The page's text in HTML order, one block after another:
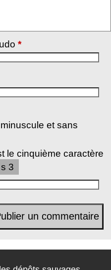
*
et sans
le cinquième caractère